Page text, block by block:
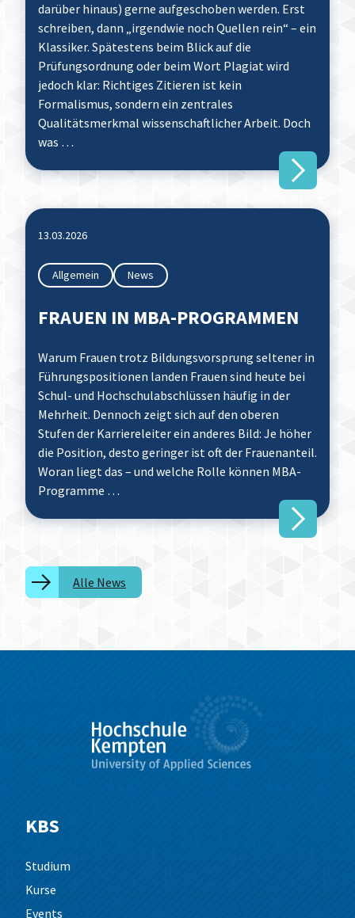
darüber hinaus) gerne aufgeschoben werden. Erst
schreiben, dann „irgendwie noch Quellen rein“ – ein
Klassiker. Spätestens beim Blick auf die
Prüfungsordnung oder beim Wort Plagiat wird
jedoch klar: Richtiges Zitieren ist kein
Formalismus, sondern ein zentrales
Qualitätsmerkmal wissenschaftlicher Arbeit. Doch
was …
13.03.2026
Allgemein News
FRAUEN IN MBA-PROGRAMMEN
Warum Frauen trotz Bildungs­vorsprung seltener in
Führungspositionen landen Frauen sind heute bei
Schul- und Hochschulabschlüssen häufig in der
Mehrheit. Dennoch zeigt sich auf den oberen
Stufen der Karriereleiter ein anderes Bild: Je höher
die Position, desto geringer ist oft der Frauenanteil.
Woran liegt das – und welche Rolle können MBA-
Programme …
Alle News
KBS
Studium
Kurse
Events